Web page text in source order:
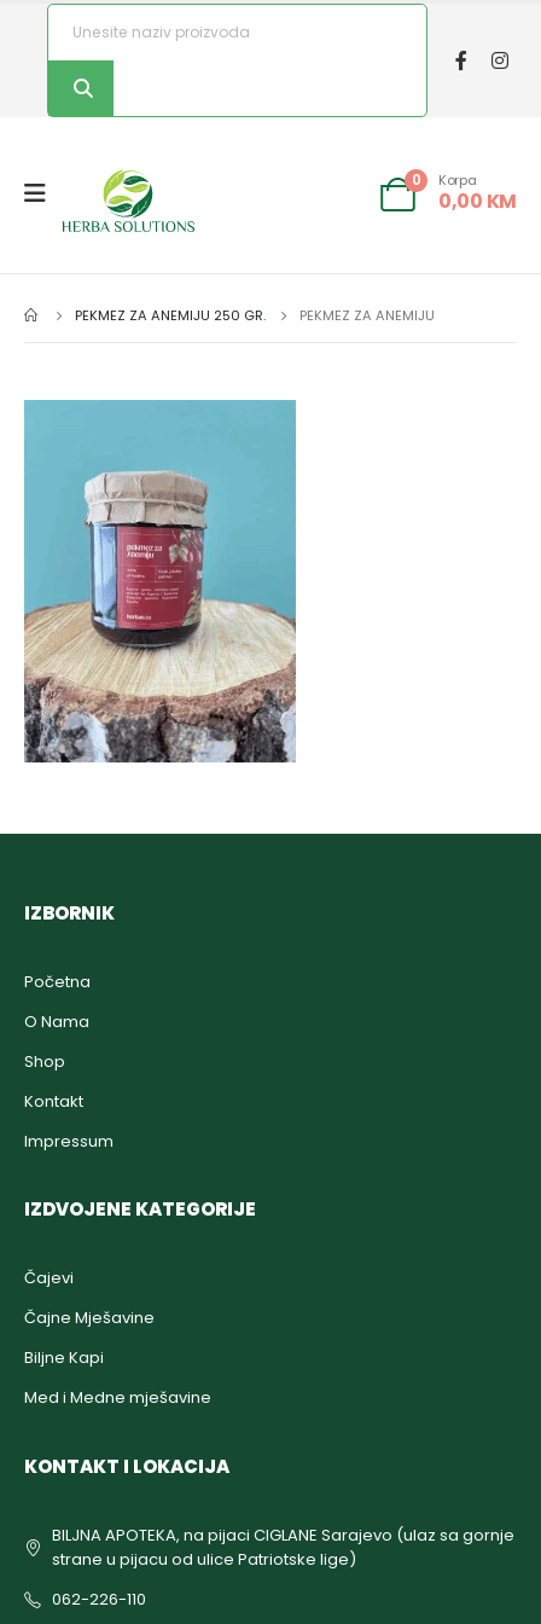
0 Korpa
0,00 KM
PEKMEZ ZA ANEMIJU 250 GR. PEKMEZ ZA ANEMIJU
IZBORNIK
Početna
O Nama
Shop
Kontakt
Impressum
IZDVOJENE KATEGORIJE
Čajevi
Čajne Mješavine
Biljne Kapi
Med i Medne mješavine
KONTAKT I LOKACIJA
BILJNA APOTEKA, na pijaci CIGLANE Sarajevo (ulaz sa gornje
strane u pijacu od ulice Patriotske lige)
062-226-110